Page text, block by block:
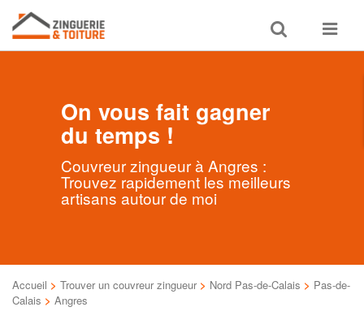
Toggle
search
Toggle
On vous fait gagner
du temps !
Couvreur zingueur à Angres :
Trouvez rapidement les meilleurs
artisans autour de moi
Accueil > Trouver un couvreur zingueur > Nord Pas-de-Calais > Pas-de-
Calais > Angres